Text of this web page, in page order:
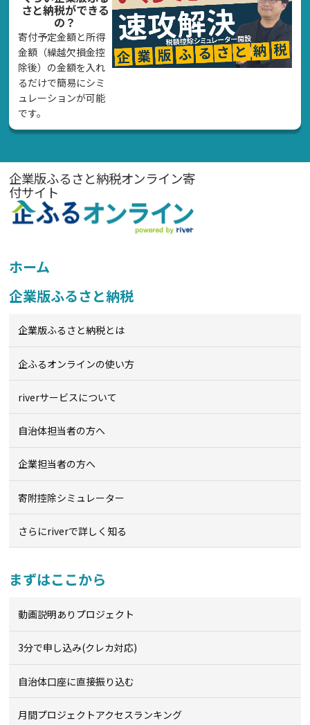
さと納税ができる
の？
寄付予定金額と所得
金額（繰越欠損金控
除後）の金額を入れ
るだけで簡易にシミ
ュレーションが可能
です。
企業版ふるさと納税オンライン寄
付サイト
ホーム
企業版ふるさと納税
企業版ふるさと納税とは
企ふるオンラインの使い方
riverサービスについて
自治体担当者の方へ
企業担当者の方へ
寄附控除シミュレーター
さらにriverで詳しく知る
まずはここから
動画説明ありプロジェクト
3分で申し込み(クレカ対応)
自治体口座に直接振り込む
月間プロジェクトアクセスランキング